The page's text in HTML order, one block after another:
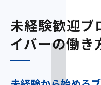
未経験歓迎ブ
イバーの働き